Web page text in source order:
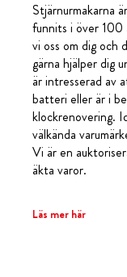
Stjärnurmakarna
funnits i över
vi oss om dig
gärna hjälper dig
är intresserad av
batteri eller är i
klockrenovering.
välkända
Vi är en
äkta varor.
Läs mer här